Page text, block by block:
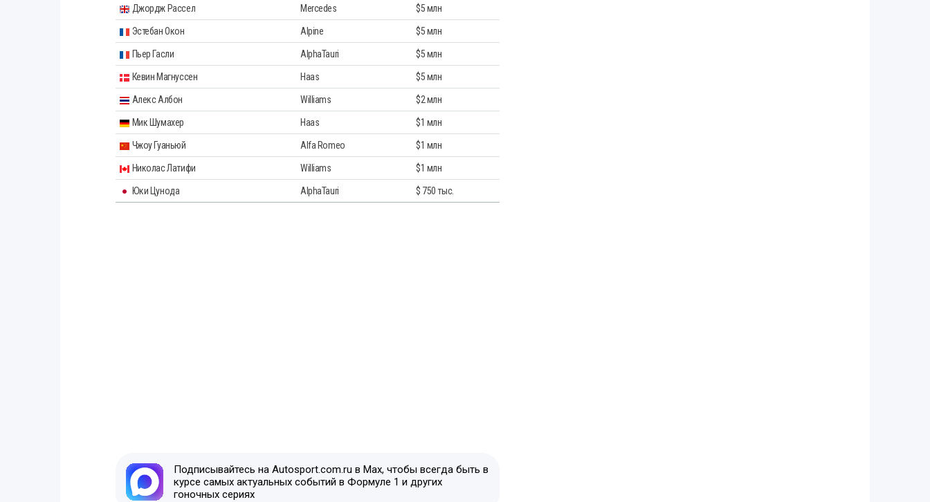
Джордж Рассел Mercedes $5 млн
Эстебан Окон Alpine $5 млн
Пьер Гасли AlphaTauri $5 млн
Кевин Магнуссен Haas $5 млн
Алекс Албон Williams $2 млн
Мик Шумахер Haas $1 млн
Чжоу Гуаньюй Alfa Romeo $1 млн
Николас Латифи Williams $1 млн
Юки Цунода AlphaTauri $ 750 тыс.
Подписывайтесь на Autosport.com.ru в Max, чтобы всегда быть в
курсе самых актуальных событий в Формуле 1 и других
гоночных сериях